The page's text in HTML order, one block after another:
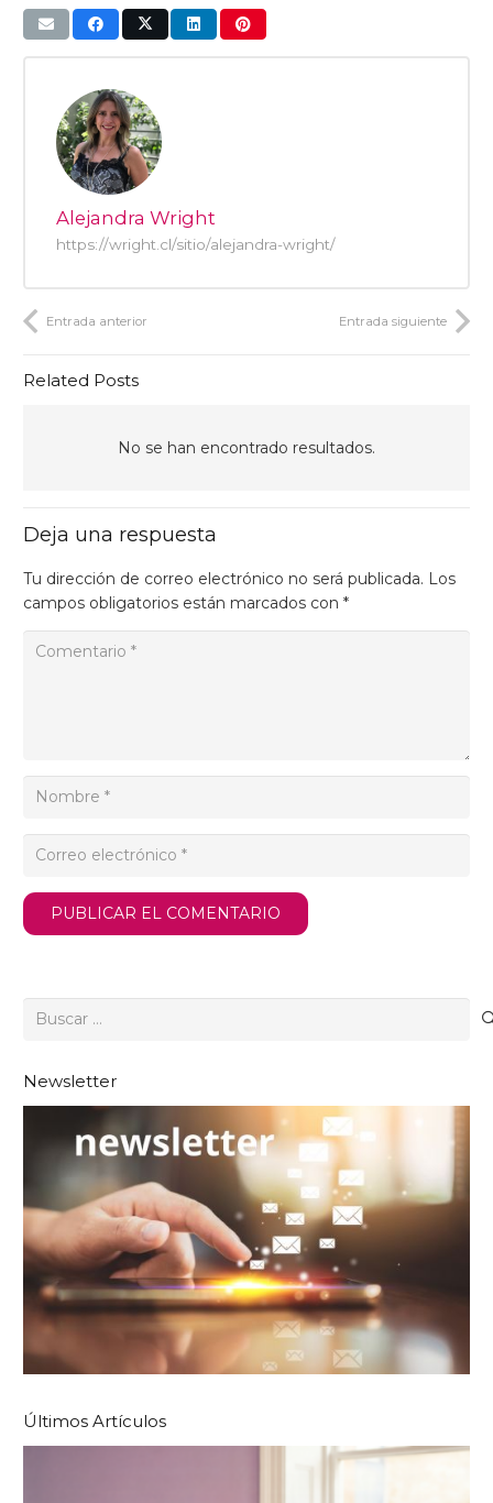
Alejandra Wright
https://wright.cl/sitio/alejandra-wright/
Entrada anterior Entrada siguiente
Related Posts
No se han encontrado resultados.
Deja una respuesta
Tu dirección de correo electrónico no será publicada. Los
campos obligatorios están marcados con *
PUBLICAR EL COMENTARIO
Buscar:
Newsletter
Últimos Artículos